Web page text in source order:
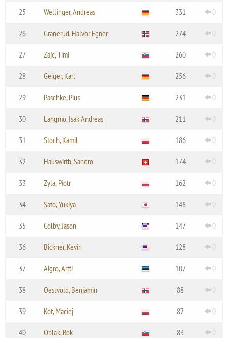
25 Wellinger, Andreas 331 0
26 Granerud, Halvor Egner 274 0
27 Zajc, Timi 260 0
28 Geiger, Karl 256 0
29 Paschke, Pius 231 0
30 Langmo, Isak Andreas 211 0
31 Stoch, Kamil 186 0
32 Hauswirth, Sandro 174 0
33 Zyla, Piotr 162 0
34 Sato, Yukiya 148 0
35 Colby, Jason 147 0
36 Bickner, Kevin 128 0
37 Aigro, Artti 107 0
38 Oestvold, Benjamin 88 0
39 Kot, Maciej 87 0
40 Oblak, Rok 83 0